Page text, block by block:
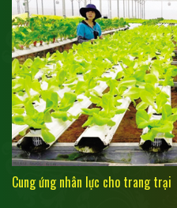
Cung ứng nhân lực cho trang trại